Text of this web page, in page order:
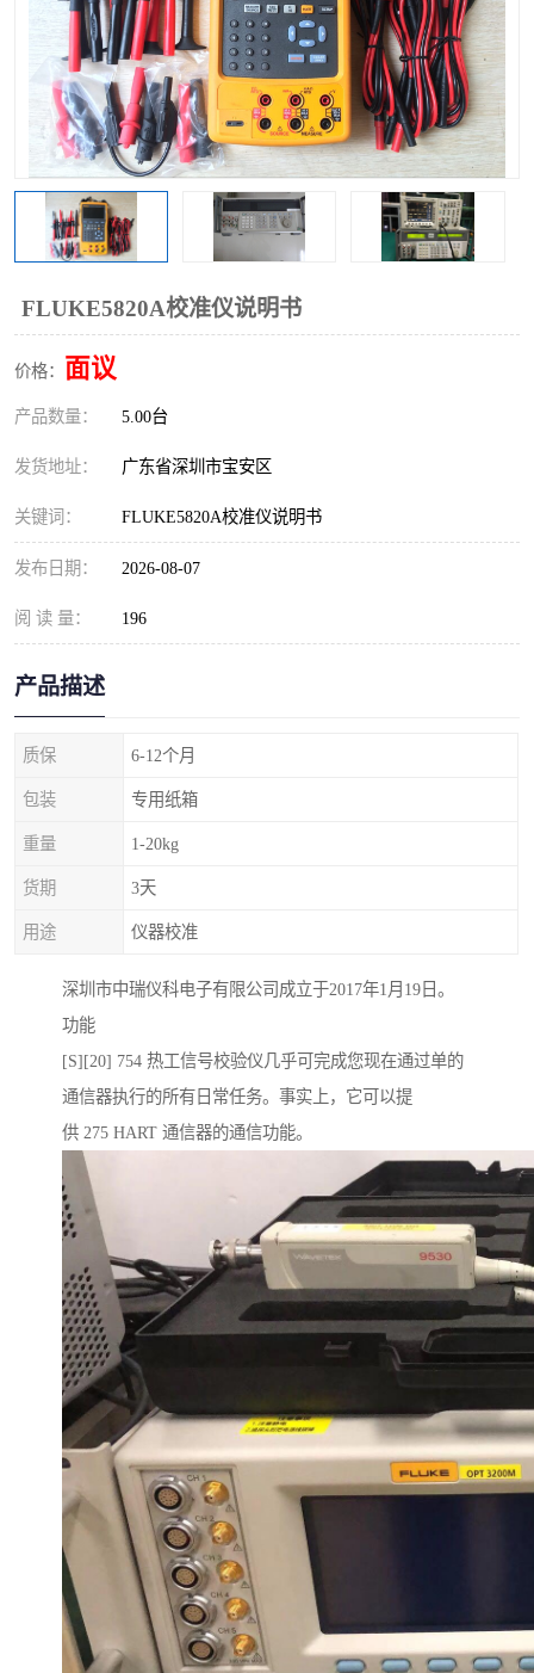
FLUKE5820A校准仪说明书
价格： 面议
产品数量： 5.00台
发货地址： 广东省深圳市宝安区
关键词： FLUKE5820A校准仪说明书
发布日期： 2026-08-07
阅 读 量： 196
产品描述
质保 6-12个月
包装 专用纸箱
重量 1-20kg
货期 3天
用途 仪器校准
深圳市中瑞仪科电子有限公司成立于2017年1月19日。
功能
[S][20] 754 热工信号校验仪几乎可完成您现在通过单的
通信器执行的所有日常任务。事实上，它可以提
供 275 HART 通信器的通信功能。